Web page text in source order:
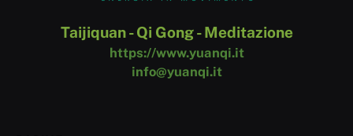
Taijiquan - Qi Gong - Meditazione
https://www.yuanqi.it
info@yuanqi.it